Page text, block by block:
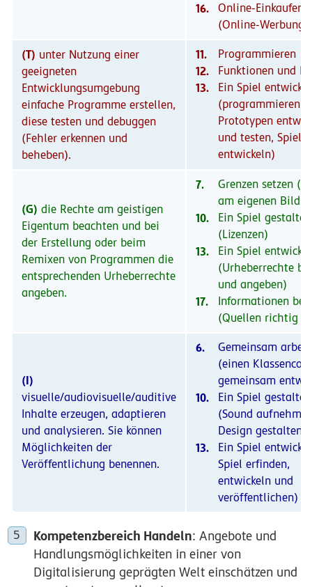
16.
Online-Einkaufen
(Online-Werbung)
(T) unter Nutzung einer
geeigneten
Entwicklungsumgebung
einfache Programme erstellen,
diese testen und debuggen
(Fehler erkennen und
beheben).
11. Programmieren
12. Funktionen und
13.
Ein Spiel
(programmieren,
Prototypen
und testen, Spiele
entwickeln)
(G) die Rechte am geistigen
Eigentum beachten und bei
der Erstellung oder beim
Remixen von Programmen die
entsprechenden Urheberrechte
angeben.
7.
Grenzen setzen
am eigenen Bild)
10.
Ein Spiel gestalten
(Lizenzen)
13.
Ein Spiel
(Urheberrechte
und angeben)
17.
Informationen
(Quellen richtig
(I)
visuelle/audiovisuelle/auditive
Inhalte erzeugen, adaptieren
und analysieren. Sie können
Möglichkeiten der
Veröffentlichung benennen.
6.
Gemeinsam
(einen
gemeinsam
10.
Ein Spiel gestalten
(Sound
Design gestalten)
13.
Ein Spiel
Spiel erfinden,
entwickeln und
veröffentlichen)
Kompetenzbereich Handeln: Angebote und
Handlungsmöglichkeiten in einer von
Digitalisierung geprägten Welt einschätzen und